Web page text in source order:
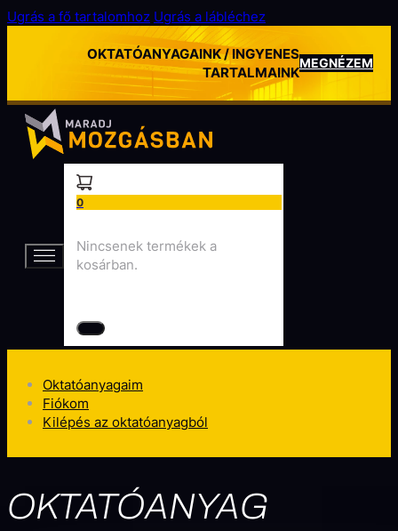
Ugrás a fő tartalomhoz Ugrás a lábléchez
OKTATÓANYAGAINK / INGYENES
TARTALMAINK
MEGNÉZEM
0
Nincsenek termékek a
kosárban.
Oktatóanyagaim
Fiókom
Kilépés az oktatóanyagból
OKTATÓANYAG